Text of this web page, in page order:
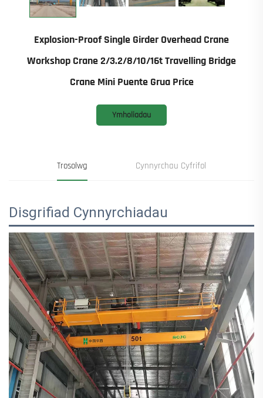
Explosion-Proof Single Girder Overhead Crane
Workshop Crane 2/3.2/8/10/16t Travelling Bridge
Crane Mini Puente Grua Price
Ymholiadau
Trosolwg Cynnyrchau Cyfrifol
Disgrifiad Cynnyrchiadau